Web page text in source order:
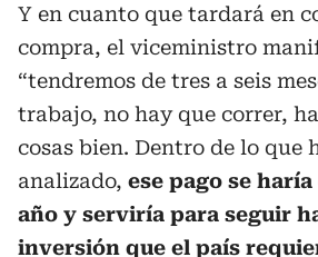
Y en cuanto que tardará en
compra, el viceministro
“tendremos de tres a seis
trabajo, no hay que correr,
cosas bien. Dentro de lo que
analizado, ese pago se
año y serviría para seguir
inversión que el país